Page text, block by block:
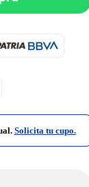
Solicita tu cupo.